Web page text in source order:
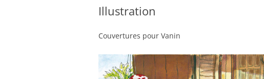
Illustration
Couvertures pour Vanin